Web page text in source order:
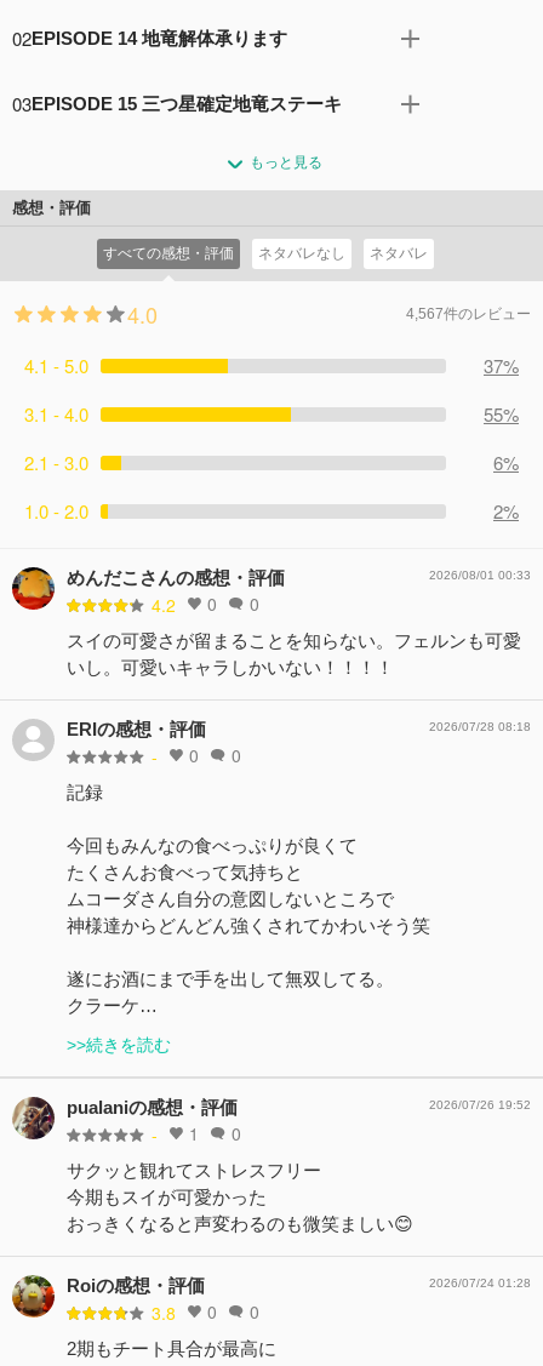
を続けていた。 その道中、いつものようにムコーダが作っ
が、ムコーダの顔に張り付いてきて……？
02EPISODE 14 地竜解体承ります
たち。フェルが仕留めたアースドラゴンを解体してもらう
ーのエルランドは、新しく従魔になったドラちゃんに興味
津々で……！
コメント25件
03EPISODE 15 三つ星確定地竜ステーキ
体する間、ムコーダたちはダンジョンに潜る準備をするこ
とに。市場でダンジョンのための食材を買ったあと、店頭
コメント18件拍手51回
もっと見る
感想・評価
すべての感想・評価 ネタバレなし ネタバレ
4.0 4,567件のレビュー
4.1 - 5.0
37%
3.1 - 4.0
55%
2.1 - 3.0
6%
1.0 - 2.0
2%
めんだこさんの感想・評価
4.2 0 0
2026/08/01 00:33
スイの可愛さが留まることを知らない。フェルンも可愛
いし。可愛いキャラしかいない！！！！
ERIの感想・評価
- 0 0
2026/07/28 08:18
記録
今回もみんなの食べっぷりが良くて
たくさんお食べって気持ちと
ムコーダさん自分の意図しないところで
神様達からどんどん強くされてかわいそう笑
遂にお酒にまで手を出して無双してる。
クラーケ…
>>続きを読む
pualaniの感想・評価
- 1 0
2026/07/26 19:52
サクッと観れてストレスフリー
今期もスイが可愛かった
おっきくなると声変わるのも微笑ましい😊
Roiの感想・評価
3.8 0 0
2026/07/24 01:28
2期もチート具合が最高に